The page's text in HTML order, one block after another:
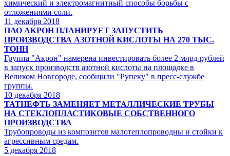
химический и электромагнитный способы борьбы с
отложениями соли.
11 декабря 2018
ПАО АКРОН ПЛАНИРУЕТ ЗАПУСТИТЬ
ПРОИЗВОДСТВА АЗОТНОЙ КИСЛОТЫ НА 270 ТЫС.
ТОНН
Группа "Акрон" намерена инвестировать более 2 млрд рублей
в запуск производств азотной кислоты на площадке в
Великом Новгороде, сообщили "Рупеку" в пресс-службе
группы.
10 декабря 2018
ТАТНЕФТЬ ЗАМЕНЯЕТ МЕТАЛЛИЧЕСКИЕ ТРУБЫ
НА СТЕКЛОПЛАСТИКОВЫЕ СОБСТВЕННОГО
ПРОИЗВОДСТВА
Трубопроводы из композитов малотеплопроводны и стойки к
агрессивным средам.
5 декабря 2018